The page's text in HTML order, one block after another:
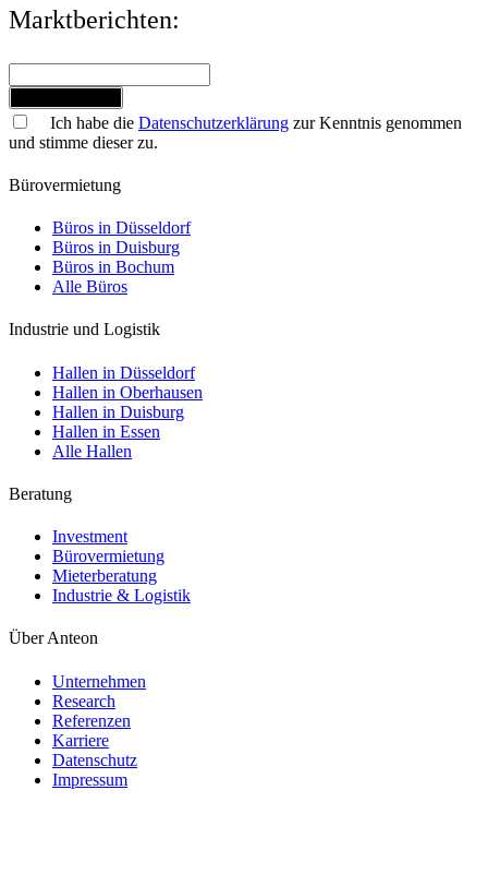
Marktberichten:
Ich habe die Datenschutzerklärung zur Kenntnis genommen
und stimme dieser zu.
Bürovermietung
Büros in Düsseldorf
Büros in Duisburg
Büros in Bochum
Alle Büros
Industrie und Logistik
Hallen in Düsseldorf
Hallen in Oberhausen
Hallen in Duisburg
Hallen in Essen
Alle Hallen
Beratung
Investment
Bürovermietung
Mieterberatung
Industrie & Logistik
Über Anteon
Unternehmen
Research
Referenzen
Karriere
Datenschutz
Impressum